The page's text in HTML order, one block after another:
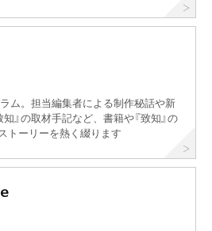
ム。担当編集者による制作秘話や新
』の取材手記など、書籍や『致知』の
トーリーを熱く綴ります